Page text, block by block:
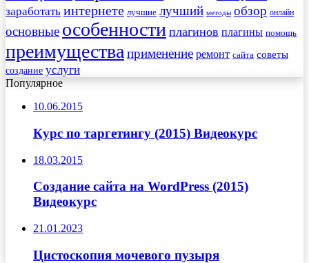
заработать интернете лучшие лучший методы обзор онлайн
основные особенности плагинов плагины помощь
преимущества применение ремонт сайта советы
создание услуги
Популярное
10.06.2015
Курс по таргетингу (2015) Видеокурс
18.03.2015
Создание сайта на WordPress (2015)
Видеокурс
21.01.2023
Цистоскопия мочевого пузыря